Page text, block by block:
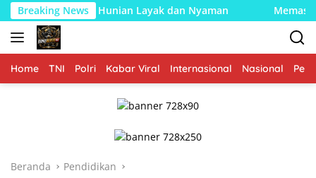
Langsung
ke
konten
Breaking News
Layak dan Nyaman Memasuki Fase Finishing:
Home TNI Polri Kabar Viral Internasional Nasional
Beranda Pendidikan